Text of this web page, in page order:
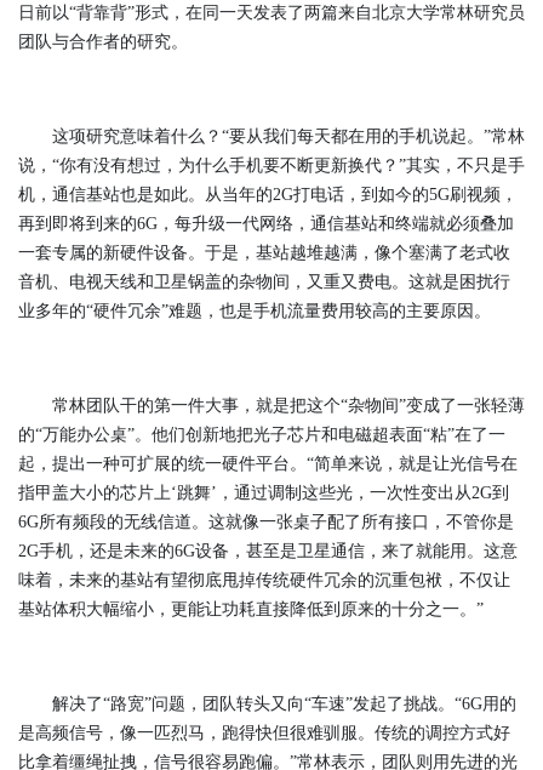
日前以“背靠背”形式，在同一天发表了两篇来自北京大学常林研究员
团队与合作者的研究。
这项研究意味着什么？“要从我们每天都在用的手机说起。”常林
说，“你有没有想过，为什么手机要不断更新换代？”其实，不只是手
机，通信基站也是如此。从当年的2G打电话，到如今的5G刷视频，
再到即将到来的6G，每升级一代网络，通信基站和终端就必须叠加
一套专属的新硬件设备。于是，基站越堆越满，像个塞满了老式收
音机、电视天线和卫星锅盖的杂物间，又重又费电。这就是困扰行
业多年的“硬件冗余”难题，也是手机流量费用较高的主要原因。
常林团队干的第一件大事，就是把这个“杂物间”变成了一张轻薄
的“万能办公桌”。他们创新地把光子芯片和电磁超表面“粘”在了一
起，提出一种可扩展的统一硬件平台。“简单来说，就是让光信号在
指甲盖大小的芯片上‘跳舞’，通过调制这些光，一次性变出从2G到
6G所有频段的无线信道。这就像一张桌子配了所有接口，不管你是
2G手机，还是未来的6G设备，甚至是卫星通信，来了就能用。这意
味着，未来的基站有望彻底甩掉传统硬件冗余的沉重包袱，不仅让
基站体积大幅缩小，更能让功耗直接降低到原来的十分之一。”
解决了“路宽”问题，团队转头又向“车速”发起了挑战。“6G用的
是高频信号，像一匹烈马，跑得快但很难驯服。传统的调控方式好
比拿着缰绳扯拽，信号很容易跑偏。”常林表示，团队则用先进的光